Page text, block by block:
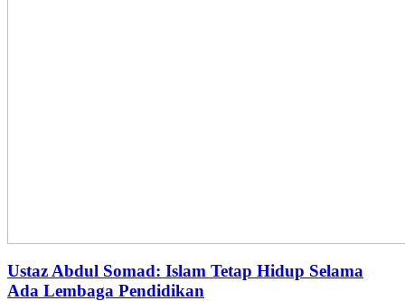
Ustaz Abdul Somad: Islam Tetap Hidup Selama
Ada Lembaga Pendidikan